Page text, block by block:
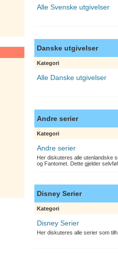
Alle Svenske utgivelser
Danske utgivelser
Kategori
Alle Danske utgivelser
Andre serier
Kategori
Andre serier
Her diskuteres alle utenlandske
og Fantomet. Dette gjelder
Disney Serier
Kategori
Disney Serier
Her diskuteres alle serier som